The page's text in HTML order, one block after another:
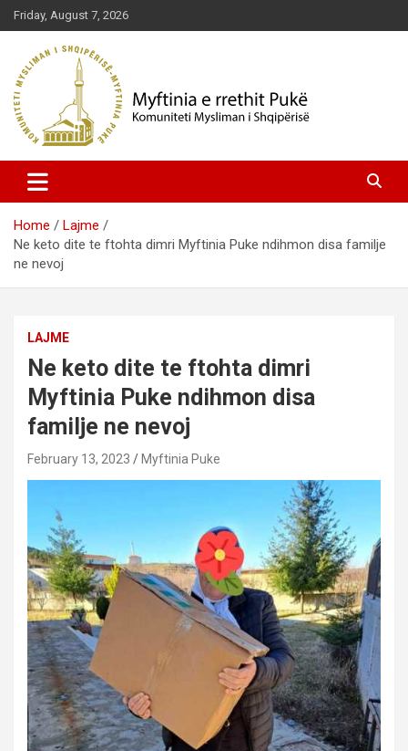
Skip
to
content
Friday, August 7, 2026
Myftinia Pukë | Faqja Zyrtare
Home
Lajme
Ne keto dite te ftohta dimri Myftinia Puke ndihmon disa familje
ne nevoj
LAJME
Ne keto dite te ftohta dimri
Myftinia Puke ndihmon disa
familje ne nevoj
February 13, 2023 Myftinia Puke